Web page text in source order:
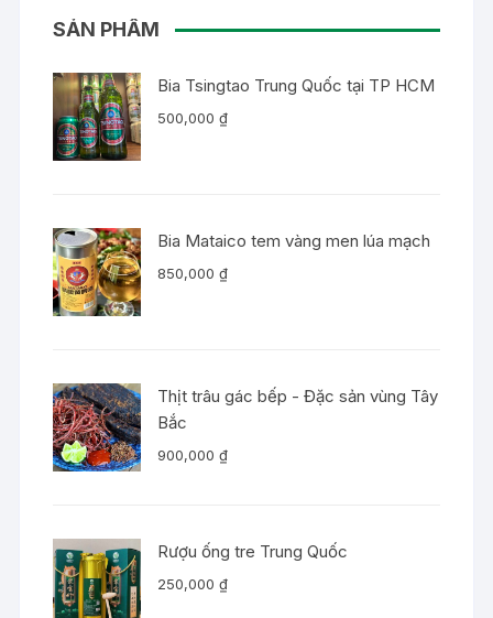
SẢN PHẨM
Bia Tsingtao Trung Quốc tại TP HCM
500,000₫
Bia Mataico tem vàng men lúa mạch
850,000₫
Thịt trâu gác bếp - Đặc sản vùng Tây
Bắc
900,000₫
Rượu ống tre Trung Quốc
250,000₫